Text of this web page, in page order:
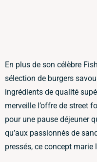
En plus de son célèbre
sélection de burgers
ingrédients de qualité
merveille l’offre de street
pour une pause déjeuner
qu’aux passionnés de
pressés, ce concept